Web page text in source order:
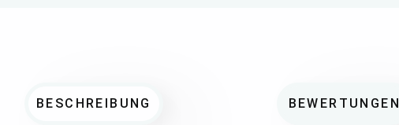
BESCHREIBUNG